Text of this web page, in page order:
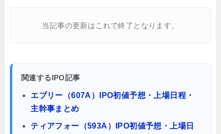
当記事の更新はこれで終了となります。
関連するIPO記事
エブリー（607A）IPO初値予想・上場日程・
主幹事まとめ
ティアフォー（593A）IPO初値予想・上場日